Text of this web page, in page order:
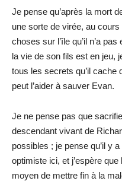
Je pense qu’après la mort
une sorte de virée, au
choses sur l’île qu’il n’a
la vie de son fils est en jeu,
tous les secrets qu’il
peut l’aider à sauver Evan.
Je ne pense pas que
descendant vivant de
possibles ; je pense qu’il y
optimiste ici, et j’espère
moyen de mettre fin à la